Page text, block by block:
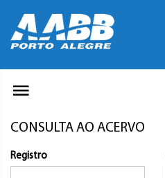
CONSULTA AO ACERVO
Registro